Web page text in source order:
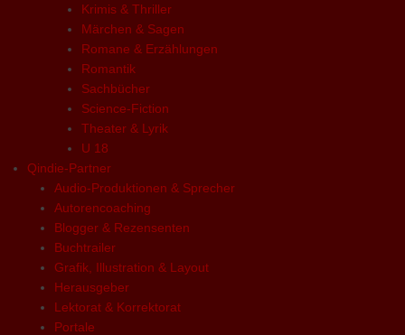
Krimis & Thriller
Märchen & Sagen
Romane & Erzählungen
Romantik
Sachbücher
Science-Fiction
Theater & Lyrik
U 18
Qindie-Partner
Audio-Produktionen & Sprecher
Autorencoaching
Blogger & Rezensenten
Buchtrailer
Grafik, Illustration & Layout
Herausgeber
Lektorat & Korrektorat
Portale